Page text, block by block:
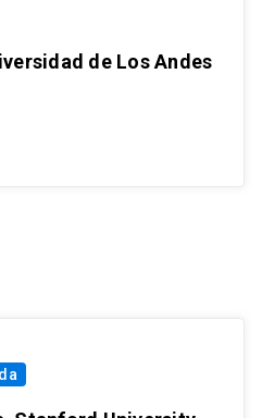
de Los Andes